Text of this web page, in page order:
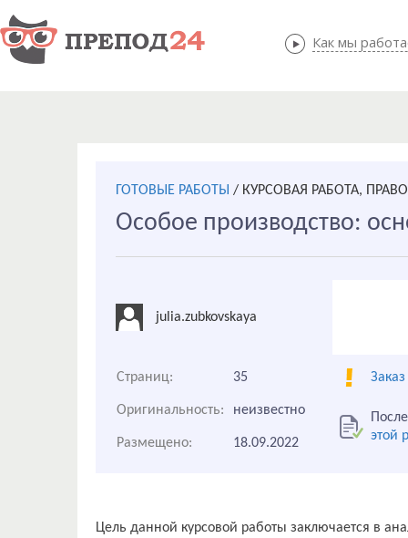
Как мы
Как мы
ГОТОВЫЕ РАБОТЫ / КУРСОВАЯ РАБОТА,
Особое производство:
julia.zubkovskaya
Страниц: 35
Оригинальность: неизвестно
этой
Размещено: 18.09.2022
Цель данной курсовой работы заключается в